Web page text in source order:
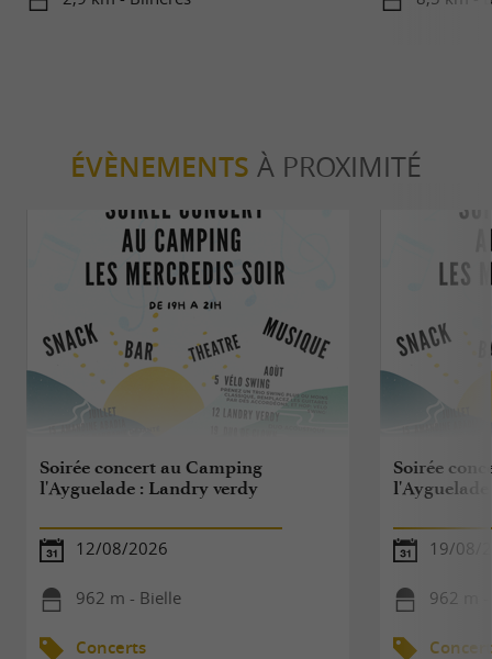
ÉVÈNEMENTS À PROXIMITÉ
Soirée concert au Camping
l'Ayguelade : Landry verdy
12/08/2026
962 m - Bielle
Concerts
Soirée
19/08/
962 m